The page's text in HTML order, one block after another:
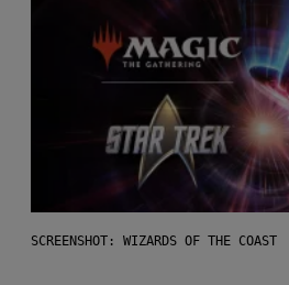
SCREENSHOT: WIZARDS OF THE COAST